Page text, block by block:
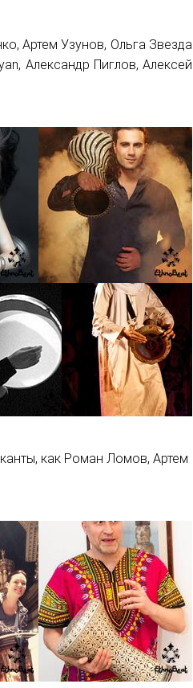
Артем Узунов, Ольга Звезда
Александр Пиглов, Алексей
как Роман Ломов, Артем